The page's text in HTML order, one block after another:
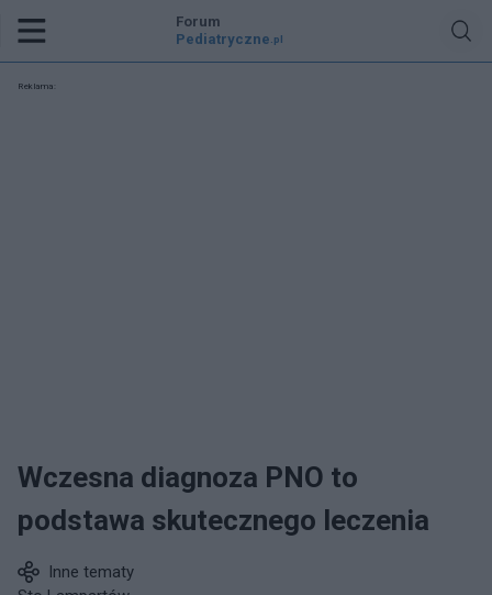
Forum
Pediatryczne .pl
Reklama:
Wczesna diagnoza PNO to
podstawa skutecznego leczenia
Inne tematy